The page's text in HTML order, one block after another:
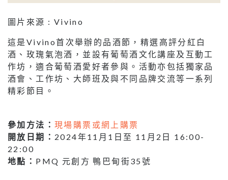
圖片來源 : Vivino
這是Vivino首次舉辦的品酒節，精選高評分紅白
酒、玫瑰氣泡酒，並設有葡萄酒文化講座及互動工
作坊，適合葡萄酒愛好者參與。活動亦包括獨家品
酒會、工作坊、大師班及與不同品牌交流等一系列
精彩節目。
參加方法： 現場購票或網上購票
開放日期： 2024年11月1日至 11月2日 16:00-
22:00
地點： PMQ 元創方 鴨巴甸街35號